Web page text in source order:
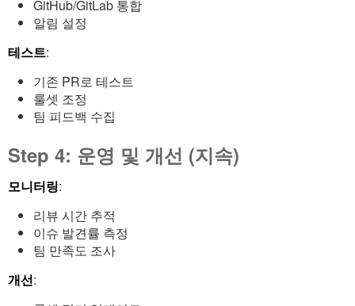
GitHub/GitLab 통합
알림 설정
테스트:
기존 PR로 테스트
룰셋 조정
팀 피드백 수집
Step 4: 운영 및 개선 (지속)
모니터링:
리뷰 시간 추적
이슈 발견률 측정
팀 만족도 조사
개선: